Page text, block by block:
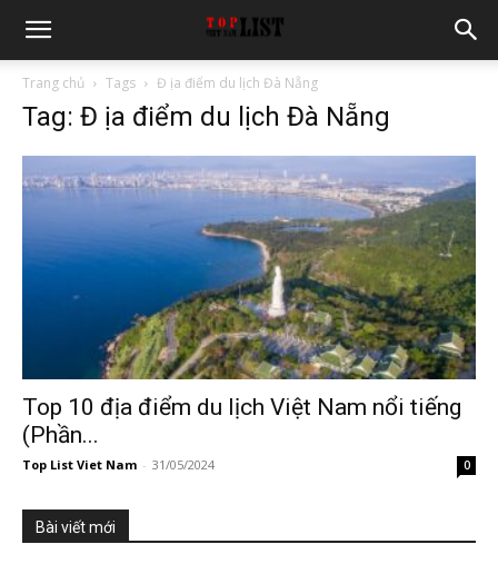
Trang chủ Tags Đ ịa điểm du lịch Đà Nẵng
Tag: Đ ịa điểm du lịch Đà Nẵng
Top 10 địa điểm du lịch Việt Nam nổi tiếng
(Phần...
Top List Viet Nam - 31/05/2024 0
Bài viết mới